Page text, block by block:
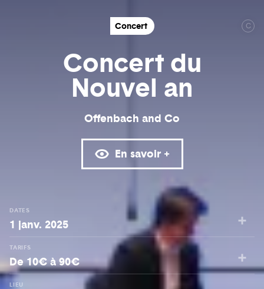
C
Concert
Concert du
Nouvel an
Offenbach and Co
En savoir +
DATES
1 janv. 2025
TARIFS
De 10€ à 90€
LIEU